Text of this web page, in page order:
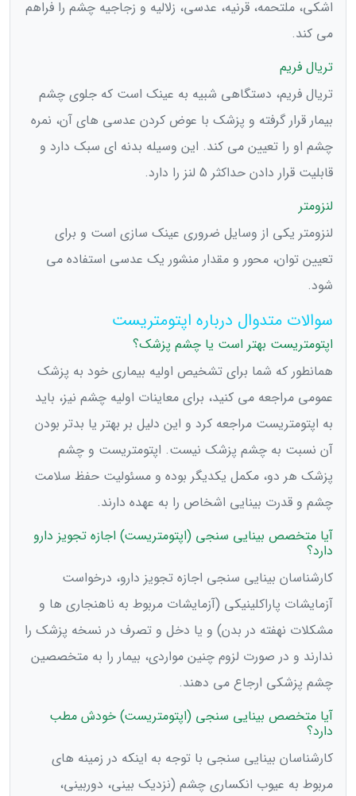
اشکی، ملتحمه، قرنیه، عدسی، زلالیه و زجاجیه چشم را فراهم
می کند.
تریال فریم
تریال فریم، دستگاهی شبیه به عینک است که جلوی چشم
بیمار قرار گرفته و پزشک با عوض کردن عدسی های آن، نمره
چشم او را تعیین می کند. این وسیله بدنه ای سبک دارد و
قابلیت قرار دادن حداکثر 5 لنز را دارد.
لنزومتر
لنزومتر یکی از وسایل ضروری عینک سازی است و برای
تعیین توان، محور و مقدار منشور یک عدسی استفاده می
شود.
سوالات متدوال درباره اپتومتریست
اپتومتریست بهتر است یا چشم پزشک؟
همانطور که شما برای تشخیص اولیه بیماری خود به پزشک
عمومی مراجعه می کنید، برای معاینات اولیه چشم نیز، باید
به اپتومتریست مراجعه کرد و این دلیل بر بهتر یا بدتر بودن
آن نسبت به چشم پزشک نیست. اپتومتریست و چشم
پزشک هر دو، مکمل یکدیگر بوده و مسئولیت حفظ سلامت
چشم و قدرت بینایی اشخاص را به عهده دارند.
آیا متخصص بینایی سنجی (اپتومتریست) اجازه تجویز دارو
دارد؟
کارشناسان بینایی سنجی اجازه تجویز دارو، درخواست
آزمایشات پاراکلینیکی (آزمایشات مربوط به ناهنجاری ها و
مشکلات نهفته در بدن) و یا دخل و تصرف در نسخه پزشک را
ندارند و در صورت لزوم چنین مواردی، بیمار را به متخصصین
چشم پزشکی ارجاع می دهند.
آیا متخصص بینایی سنجی (اپتومتریست) خودش مطب
دارد؟
کارشناسان بینایی سنجی با توجه به اینکه در زمینه های
مربوط به عیوب انکساری چشم (نزدیک بینی، دوربینی،